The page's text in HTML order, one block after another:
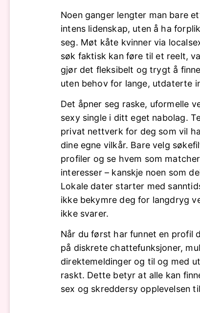
Noen ganger lengter man bare
intens lidenskap, uten å ha
seg. Møt kåte kvinner via
søk faktisk kan føre til et reelt,
gjør det fleksibelt og trygt å
uten behov for lange, utdaterte
Det åpner seg raske, uformelle
sexy single i ditt eget nabolag.
privat nettverk for deg som vil
dine egne vilkår. Bare velg
profiler og se hvem som
interesser – kanskje noen som
Lokale dater starter med
ikke bekymre deg for langdryg
ikke svarer.
Når du først har funnet en profil
på diskrete chattefunksjoner,
direktemeldinger og til og med
raskt. Dette betyr at alle kan
sex og skreddersy opplevelsen